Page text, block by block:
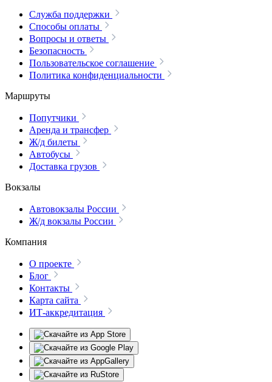
Служба поддержки
Способы оплаты
Вопросы и ответы
Безопасность
Пользовательское соглашение
Политика конфиденциальности
Маршруты
Попутчики
Аренда и трансфер
Ж/д билеты
Автобусы
Доставка грузов
Вокзалы
Автовокзалы России
Ж/д вокзалы России
Компания
О проекте
Блог
Контакты
Карта сайта
ИТ-аккредитация